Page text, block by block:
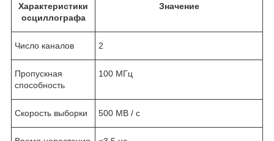
Характеристики
осциллографа
Значение
Число каналов 2
Пропускная
способность
100 МГц
Скорость выборки 500 МВ / с